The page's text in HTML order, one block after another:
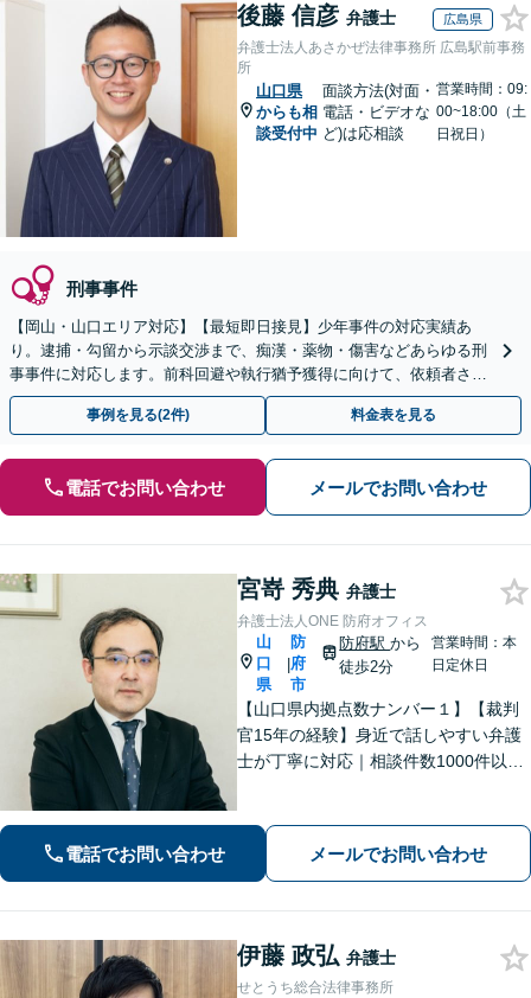
後藤 信彦 弁護士 広島県
弁護士法人あさかぜ法律事務所 広島駅前事務
所
山口県
からも相
談受付中
面談方法(対面・
電話・ビデオな
ど)は応相談
営業時間：09:
00~18:00（土
日祝日）
刑事事件
【岡山・山口エリア対応】【最短即日接見】少年事件の対応実績あ
り。逮捕・勾留から示談交渉まで、痴漢・薬物・傷害などあらゆる刑
事事件に対応します。前科回避や執行猶予獲得に向けて、依頼者さま
とご家族に寄り添いサポートいたします
事例を見る(2件) 料金表を見る
電話でお問い合わせ メールでお問い合わせ
宮嵜 秀典 弁護士
弁護士法人ONE 防府オフィス
山
口
県
|
防
府
市
防府駅から
徒歩2分
営業時間：本
日定休日
【山口県内拠点数ナンバー１】【裁判
官15年の経験】身近で話しやすい弁護
士が丁寧に対応｜相談件数1000件以上
心してお任せください。【夜間対応】
電話でお問い合わせ メールでお問い合わせ
伊藤 政弘 弁護士
せとうち総合法律事務所